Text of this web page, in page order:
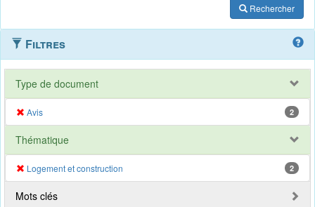
Rechercher
Filtres
Type de document
Avis 2
Thématique
Logement et construction 2
Mots clés